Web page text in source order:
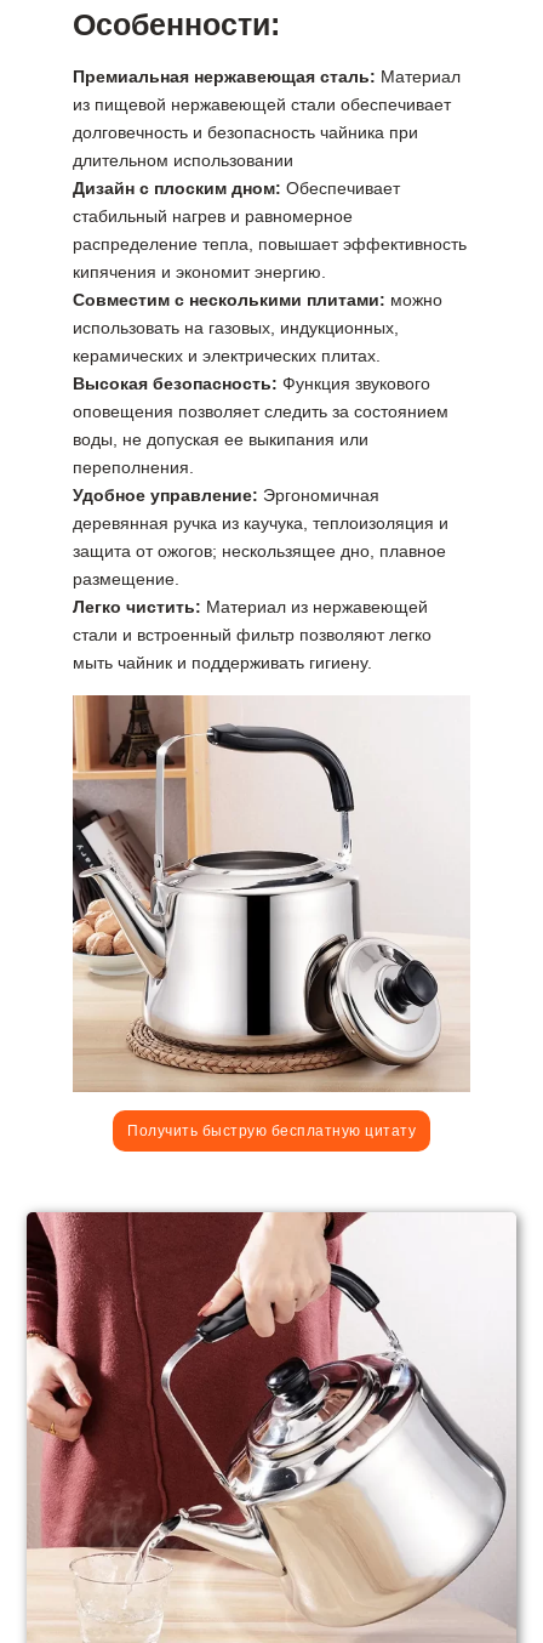
Особенности:
Премиальная нержавеющая сталь: Материал
из пищевой нержавеющей стали обеспечивает
долговечность и безопасность чайника при
длительном использовании
Дизайн с плоским дном: Обеспечивает
стабильный нагрев и равномерное
распределение тепла, повышает эффективность
кипячения и экономит энергию.
Совместим с несколькими плитами: можно
использовать на газовых, индукционных,
керамических и электрических плитах.
Высокая безопасность: Функция звукового
оповещения позволяет следить за состоянием
воды, не допуская ее выкипания или
переполнения.
Удобное управление: Эргономичная
деревянная ручка из каучука, теплоизоляция и
защита от ожогов; нескользящее дно, плавное
размещение.
Легко чистить: Материал из нержавеющей
стали и встроенный фильтр позволяют легко
мыть чайник и поддерживать гигиену.
Получить быструю бесплатную цитату